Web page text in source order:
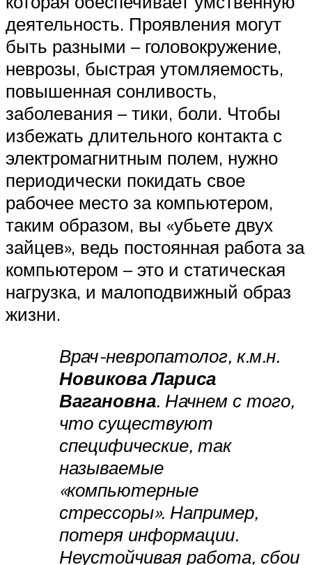
деятельность. Проявления могут
быть разными – головокружение,
неврозы, быстрая утомляемость,
повышенная сонливость,
заболевания – тики, боли. Чтобы
избежать длительного контакта с
электромагнитным полем, нужно
периодически покидать свое
рабочее место за компьютером,
таким образом, вы «убьете двух
зайцев», ведь постоянная работа за
компьютером – это и статическая
нагрузка, и малоподвижный образ
жизни.
Врач-невропатолог, к.м.н.
Новикова Лариса
Вагановна. Начнем с того,
что существуют
специфические, так
называемые
«компьютерные
стрессоры». Например,
потеря информации.
Неустойчивая работа, сбои